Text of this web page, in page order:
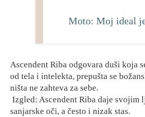
Moto: Moj ideal
Ascendent Riba odgovara duši koja
od tela i intelekta, prepušta se
ništa ne zahteva za sebe.
Izgled: Ascendent Riba daje svojim
sanjarske oči, a često i nizak stas.